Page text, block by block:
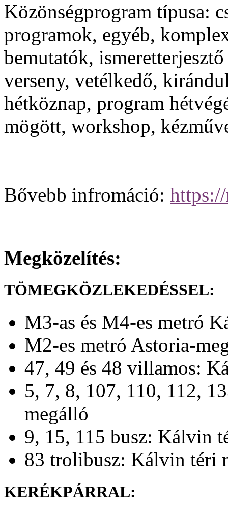
Közönségprogram típusa:
programok, egyéb,
bemutatók,
verseny, vetélkedő,
hétköznap, program
mögött, workshop,
Bővebb infromáció:
Megközelítés:
TÖMEGKÖZLEKEDÉSSEL:
M3-as és M4-es metró
M2-es metró Astoria-
47, 49 és 48 villamos:
5, 7, 8, 107, 110, 112,
megálló
9, 15, 115 busz: Kálvin
83 trolibusz: Kálvin téri
KERÉKPÁRRAL: